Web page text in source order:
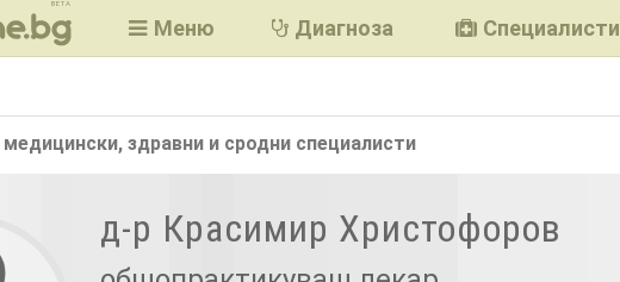
BETA
Меню Диагноза Специалисти
медицински, здравни и сродни специалисти
д-р Красимир Христофоров